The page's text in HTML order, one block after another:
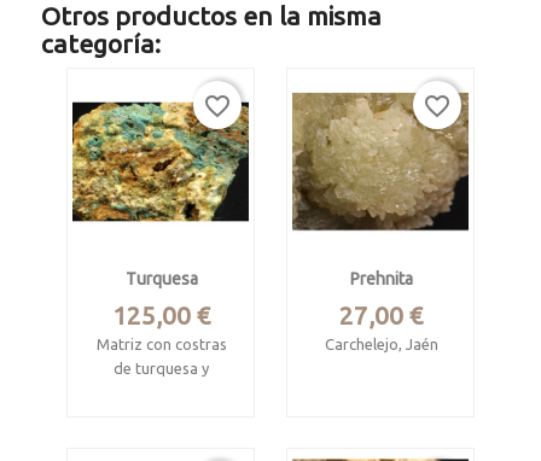
Otros productos en la misma
categoría:
Turquesa
Precio
125,00 €
Matriz con costras
de turquesa y
favorite_border
Prehnita
Precio
27,00 €
Carchelejo, Jaén
radiales
favorite_border